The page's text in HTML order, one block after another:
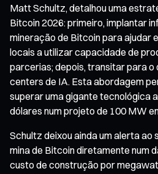
Matt Schultz, detalhou uma
Bitcoin 2026: primeiro, implantar
mineração de Bitcoin para ajudar
locais a utilizar capacidade de
parcerias; depois, transitar para
centers de IA. Esta abordagem
superar uma gigante tecnológica
dólares num projeto de 100 MW
Schultz deixou ainda um alerta
mina de Bitcoin diretamente num
custo de construção por